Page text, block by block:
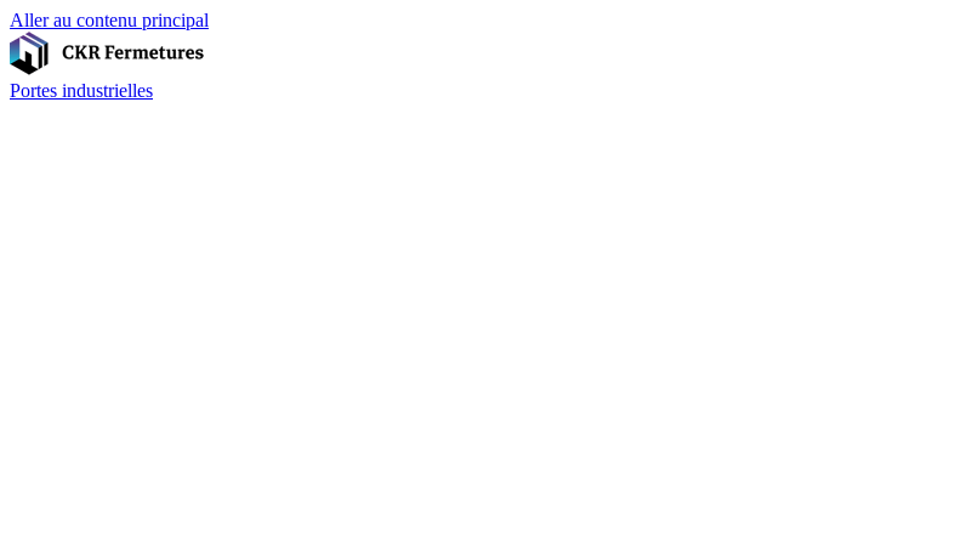
Aller au contenu principal
Portes industrielles